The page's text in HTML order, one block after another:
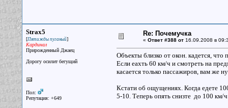
Strax5
[Пятижды пуганый]
Кардинал
Прирожденный Джаец
Дорогу осилит бегущий
Пол:
Репутация: +649
Re: Почемучка
« Ответ #388 от16.09.2008 в
Объекты близко от окон. кадется, что
Если еахть 60 км/ч и смотреть на
касается только пассажиров, вам же
Кстати об ощущениях. Когда едете
5-10. Теперь опять снизте до 100 км/